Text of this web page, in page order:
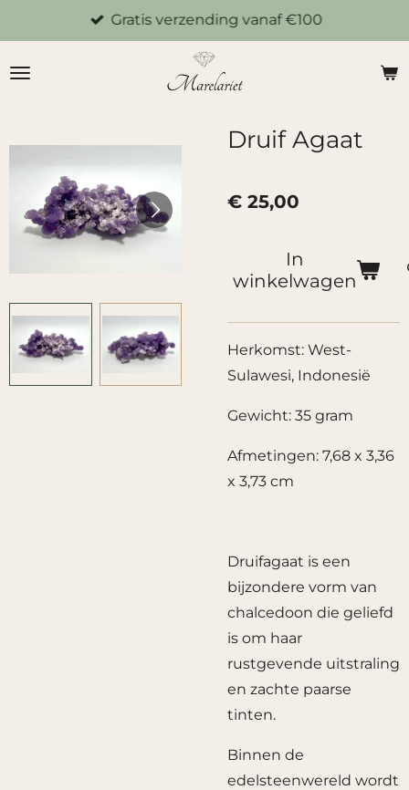
direct
naar
Gratis verzending vanaf €100
Druif Agaat
€ 25,00
In
winkelwagen
Herkomst: West-
Sulawesi, Indonesië
Gewicht: 35 gram
Afmetingen: 7,68 x 3,36
x 3,73 cm
Druifagaat is een
bijzondere vorm van
chalcedoon die geliefd
is om haar
rustgevende uitstraling
en zachte paarse
tinten.
Binnen de
edelsteenwereld wordt